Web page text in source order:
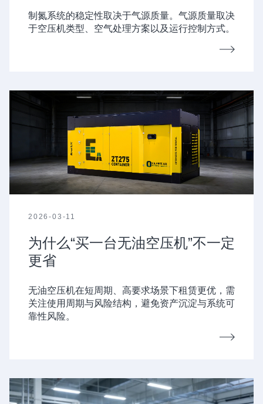
制氮系统的稳定性取决于气源质量。气源质量取决
于空压机类型、空气处理方案以及运行控制方式。
2026-03-11
为什么“买一台无油空压机”不一定
更省
无油空压机在短周期、高要求场景下租赁更优，需
关注使用周期与风险结构，避免资产沉淀与系统可
靠性风险。